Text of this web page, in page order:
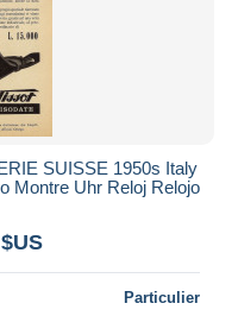
SUISSE 1950s Italy
Montre Uhr Reloj Relojo
Particulier